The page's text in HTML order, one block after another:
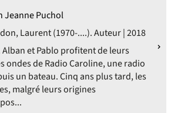
Jeanne Puchol
Laurent (1970-....). Auteur | 2018
Alban et Pablo profitent de leurs
ondes de Radio Caroline, une radio
un bateau. Cinq ans plus tard, les
malgré leurs origines